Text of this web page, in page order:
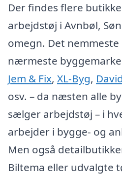
Der findes flere
arbejdstøj i Avnbøl,
omegn. Det
nærmeste
Jem & Fix, XL-Byg,
osv. – da næsten alle
sælger arbejdstøj – i
arbejder i bygge- og
Men også
Biltema eller udvalgte